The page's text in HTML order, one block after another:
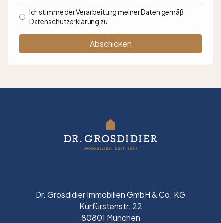
Ich stimme der Verarbeitung meiner Daten gemäß
Datenschutzerklärung zu.
Dr. Grosdidier Immobilien GmbH & Co. KG
Kurfürstenstr. 22
80801 München